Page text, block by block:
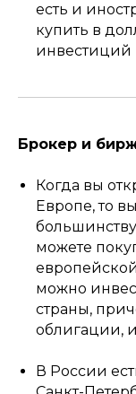
есть и
купить в
инвестиций
Брокер и
Когда вы
Европе, то
можете
можно
страны,
облигации,
В России